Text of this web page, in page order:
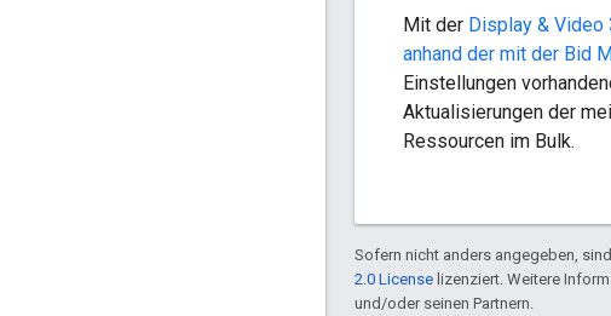
Mit der Display & Video
anhand der mit der Bid
Einstellungen
Aktualisierungen der
Ressourcen im Bulk.
Sofern nicht anders angegeben,
2.0 License lizenziert. Weitere
und/oder seinen Partnern.